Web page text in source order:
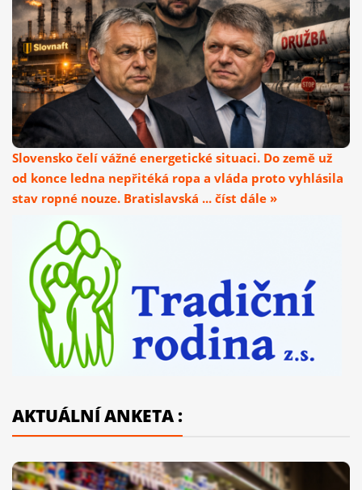
Slovensko čelí vážné energetické situaci. Do země už
od konce ledna nepřitéká ropa a vláda proto vyhlásila
stav ropné nouze. Bratislavská ... číst dále »
AKTUÁLNÍ ANKETA :